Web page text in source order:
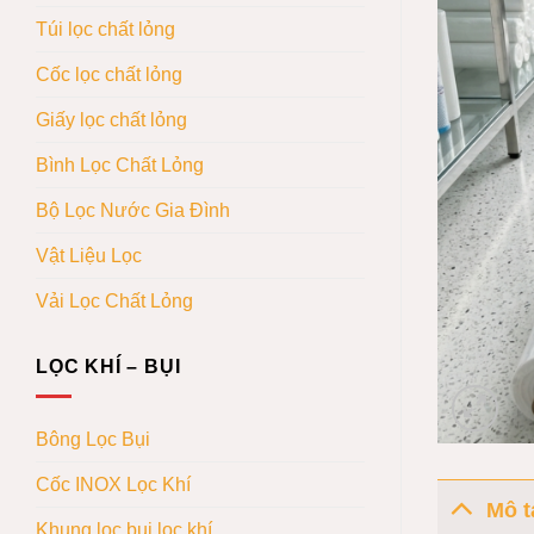
Túi lọc chất lỏng
Cốc lọc chất lỏng
Giấy lọc chất lỏng
Bình Lọc Chất Lỏng
Bộ Lọc Nước Gia Đình
Vật Liệu Lọc
Vải Lọc Chất Lỏng
LỌC KHÍ – BỤI
Bông Lọc Bụi
Cốc INOX Lọc Khí
Khung lọc bụi lọc khí
Mô